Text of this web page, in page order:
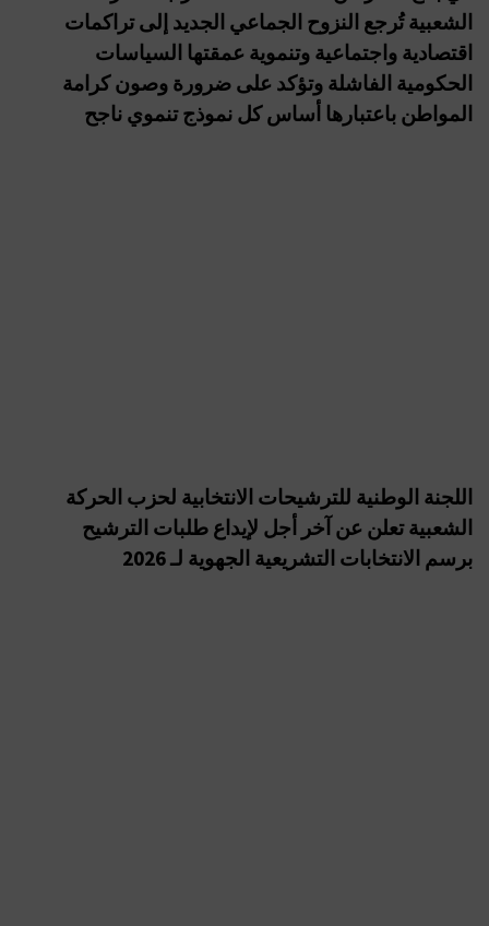
الشعبية تُرجع النزوح الجماعي الجديد إلى تراكمات
اقتصادية واجتماعية وتنموية عمقتها السياسات
الحكومية الفاشلة وتؤكد على ضرورة وصون كرامة
المواطن باعتبارها أساس كل نموذج تنموي ناجح
اللجنة الوطنية للترشيحات الانتخابية لحزب الحركة
الشعبية تعلن عن آخر أجل لإيداع طلبات الترشيح
برسم الانتخابات التشريعية الجهوية لـ 2026